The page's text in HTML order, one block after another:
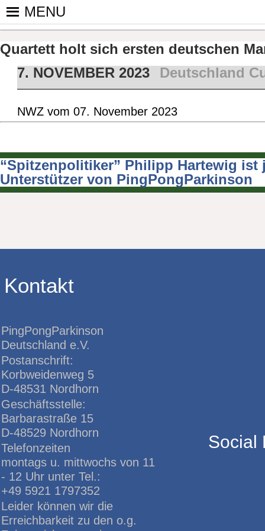
Skip
PINGPONGPARKINSON
ist der bundesweite Zusammenschluss von
Tischtennis – überwiegend ehrenamtlich um
MENU
Quartett holt sich ersten deutschen
7. NOVEMBER 2023
Deutschland
NWZ vom 07. November 2023
Beitragsnavigation
“Spitzenpolitiker” Philipp Hartewig ist
Unterstützer von PingPongParkinson
Kontakt
PingPongParkinson
Deutschland e.V.
Postanschrift:
Korbweidenweg 5
D-48531 Nordhorn
Geschäftsstelle:
Barbarastraße 15
D-48529 Nordhorn
Telefonzeiten
montags u. mittwochs von 11
- 12 Uhr unter Tel.:
+49 5921 1797352
Leider können wir die
Erreichbarkeit zu den o.g.
Social